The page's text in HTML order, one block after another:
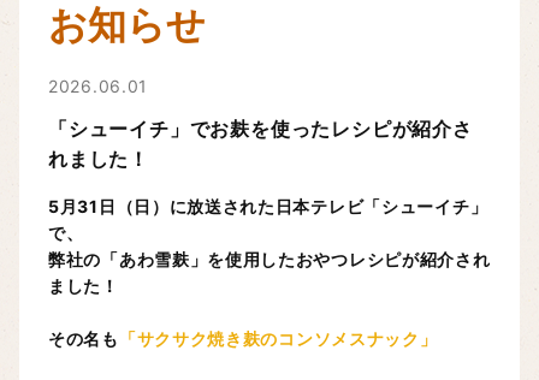
お知らせ
2026.06.01
「シューイチ」でお麸を使ったレシピが紹介さ
れました！
5月31日（日）に放送された日本テレビ「シューイチ」
で、
弊社の「あわ雪麸」を使用したおやつレシピが紹介され
ました！
その名も 「サクサク焼き麸のコンソメスナック」